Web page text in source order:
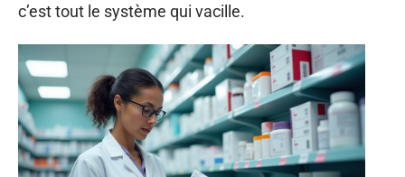
c’est tout le système qui vacille.